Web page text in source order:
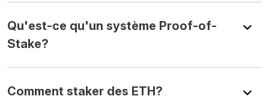
Qu'est-ce qu'un système Proof-of-
Stake?
Comment staker des ETH?